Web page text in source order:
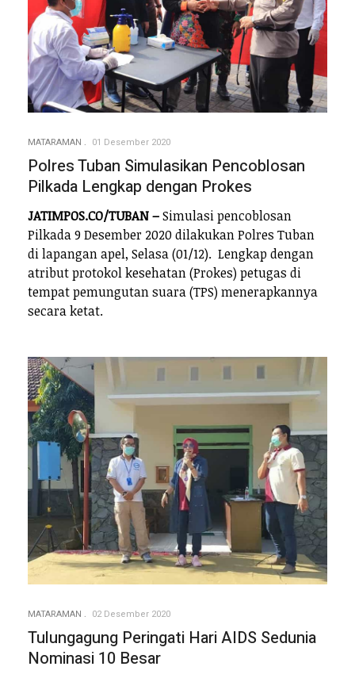
MATARAMAN 01 Desember 2020
Polres Tuban Simulasikan Pencoblosan
Pilkada Lengkap dengan Prokes
JATIMPOS.CO/TUBAN –Simulasi pencoblosan
Pilkada 9 Desember 2020 dilakukan Polres Tuban
di lapangan apel, Selasa (01/12). Lengkap dengan
atribut protokol kesehatan (Prokes) petugas di
tempat pemungutan suara (TPS) menerapkannya
secara ketat.
MATARAMAN 02 Desember 2020
Tulungagung Peringati Hari AIDS Sedunia
Nominasi 10 Besar